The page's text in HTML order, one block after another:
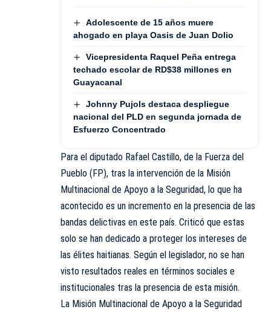
Adolescente de 15 años muere
ahogado en playa Oasis de Juan Dolio
Vicepresidenta Raquel Peña entrega
techado escolar de RD$38 millones en
Guayacanal
Johnny Pujols destaca despliegue
nacional del PLD en segunda jornada de
Esfuerzo Concentrado
Para el diputado Rafael Castillo, de la Fuerza del
Pueblo (FP), tras la intervención de la Misión
Multinacional de Apoyo a la Seguridad, lo que ha
acontecido es un incremento en la presencia de las
bandas delictivas en este país. Criticó que estas
solo se han dedicado a proteger los intereses de
las élites haitianas. Según el legislador, no se han
visto resultados reales en términos sociales e
institucionales tras la presencia de esta misión.
La Misión Multinacional de Apoyo a la Seguridad